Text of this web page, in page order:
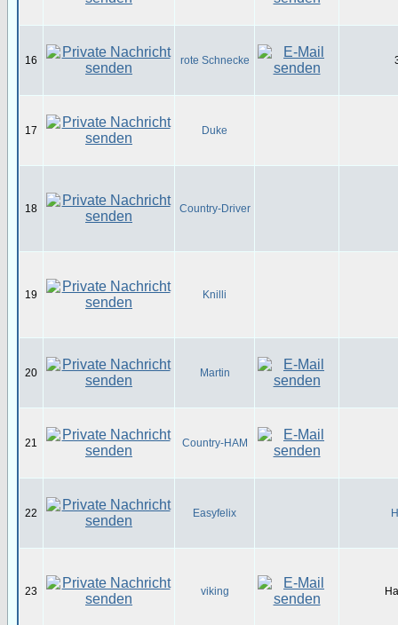
16 rote Schnecke
17 Duke
18 Country-Driver
19 Knilli
20 Martin
21 Country-HAM
22 Easyfelix
23 viking